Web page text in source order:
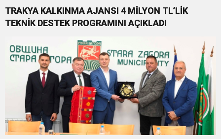
TRAKYA KALKINMA AJANSI 4 MİLYON TL’LİK
TEKNİK DESTEK PROGRAMINI AÇIKLADI